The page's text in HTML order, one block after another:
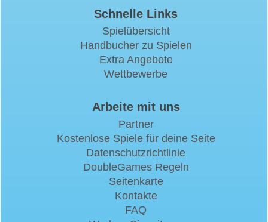
Schnelle Links
Spielübersicht
Handbucher zu Spielen
Extra Angebote
Wettbewerbe
Arbeite mit uns
Partner
Kostenlose Spiele für deine Seite
Datenschutzrichtlinie
DoubleGames Regeln
Seitenkarte
Kontakte
FAQ